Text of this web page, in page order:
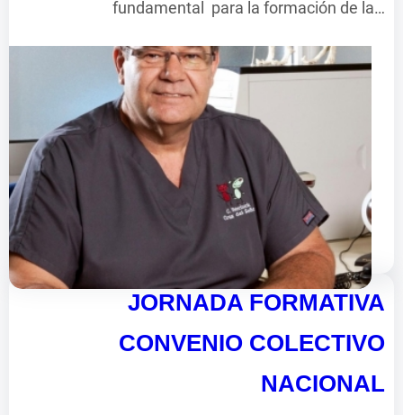
fundamental para la formación de la…
JORNADA FORMATIVA
CONVENIO COLECTIVO
NACIONAL